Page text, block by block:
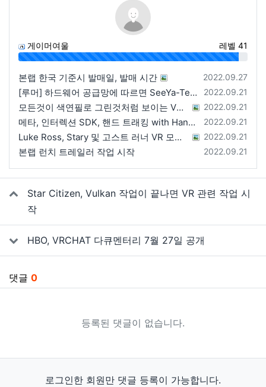
게이머여울 레벨 41
96%
등록일
2022.09.27
본랩 한국 기준시 발매일, 발매 시간
등록일
2022.09.21
[루머] 하드웨어 공급망에 따르면 SeeYa-Tech가 Apple에 여러 번 uOLED 샘플을 보냄
등록일
2022.09.21
모든것이 색연필로 그린것처럼 보이는 VRChat 월드
등록일
2022.09.21
메타, 인터렉션 SDK, 핸드 트래킹 with Hands 2.1에 대한 강연 예정
등록일
2022.09.21
Luke Ross, Stary 및 고스트 러너 VR 모드 공개
등록일
2022.09.21
본랩 런치 트레일러 작업 시작
관련자료
Star Citizen, Vulkan 작업이 끝나면 VR 관련 작업 시
작
HBO, VRCHAT 다큐멘터리 7월 27일 공개
댓글 0
등록된 댓글이 없습니다.
로그인한 회원만 댓글 등록이 가능합니다.